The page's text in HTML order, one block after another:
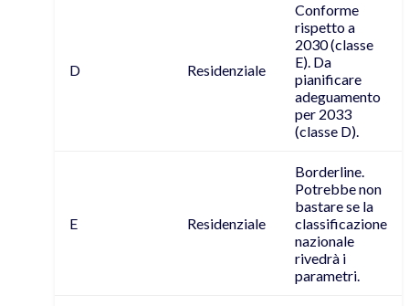
D Residenziale
Conforme
rispetto a
2030 (classe
E). Da
pianificare
adeguamento
per 2033
(classe D).
E Residenziale
Borderline.
Potrebbe non
bastare se la
classificazione
nazionale
rivedrà i
parametri.